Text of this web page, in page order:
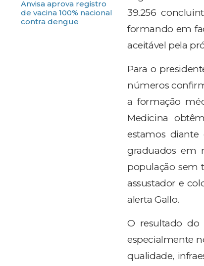
Anvisa aprova registro
de vacina 100% nacional
contra dengue
39.256
formando em
aceitável pela
Para o
números
a formação
Medicina
estamos
graduados em
população sem
assustador e
alerta Gallo.
O resultado do
especialmente
qualidade,